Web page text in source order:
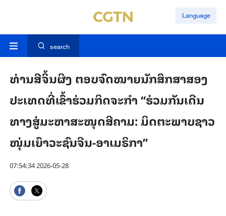
Language
search
ທ່ານ​ສີ​ຈິ້ນ​ຜິງ ຕອບ​ຈົດ​ໝາຍ​​ນັກ​ສຶກ​ສາ​ສອງ​
ປະ​ເທດ​ທີ່​ເຂົ້າ​ຮ່ວມ​ກິດ​ຈະ​ກຳ “ຮ່ວມ​ກັນ​ເດີນ​
ທາງ​ສູ່​ມະ​ຫາ​ສະ​ໝຸດ​ສີ​ຄາມ: ມິດ​ຕະ​ພາບ​​ຊາວ​
ໜຸ່ມເຍົາ​ວະ​ຊົນ​ຈີນ-ອາ​ເມ​ຣິ​ກາ”
07:54:34 2026-05-28